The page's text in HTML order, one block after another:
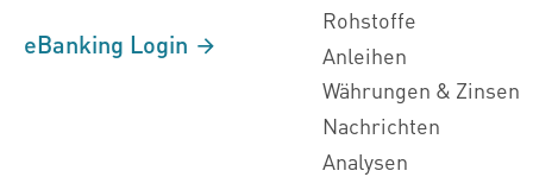
eBanking Login
Rohstoffe
Anleihen
Währungen & Zinsen
Nachrichten
Analysen